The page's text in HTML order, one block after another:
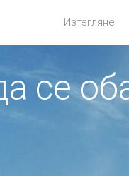
Изтегляне
се